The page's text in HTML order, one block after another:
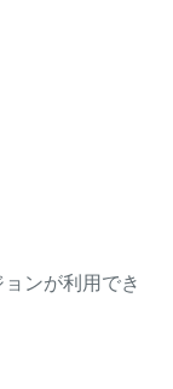
ンが利用でき